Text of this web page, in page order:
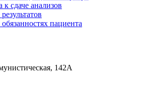
к сдаче анализов
пациента
142А